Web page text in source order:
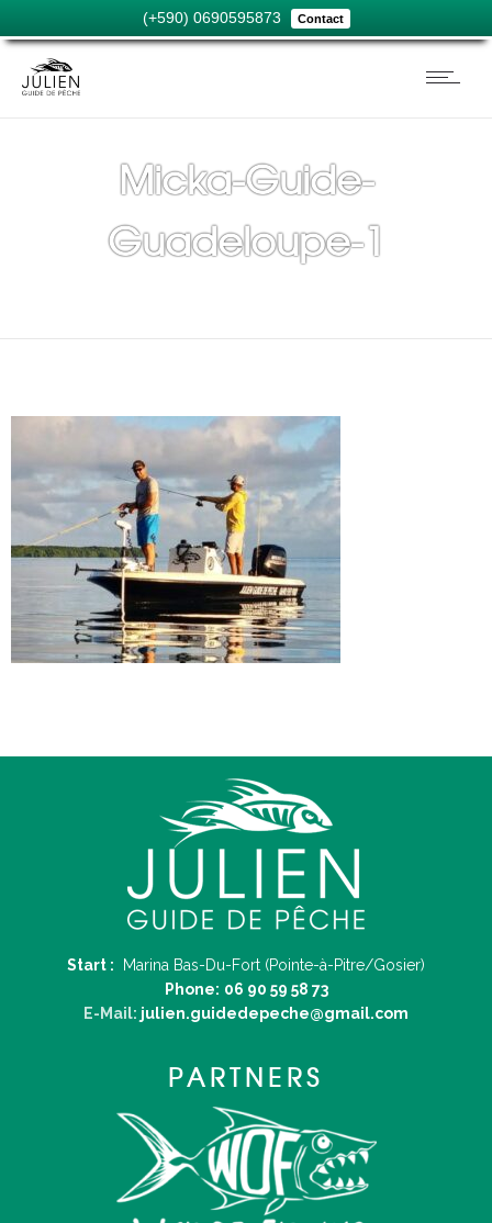
(+590) 0690595873 Contact
Micka-Guide-
Guadeloupe-1
Start :
Marina Bas-Du-Fort (Pointe-à-Pitre/Gosier)
Phone: 06 90 59 58 73
E-Mail: julien.guidedepeche@gmail.com
PARTNERS